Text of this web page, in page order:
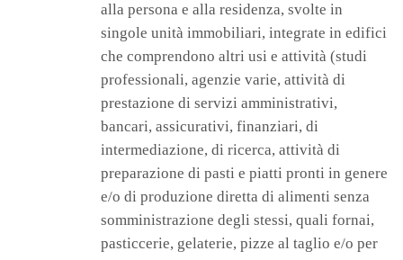
alla persona e alla residenza, svolte in
singole unità immobiliari, integrate in edifici
che comprendono altri usi e attività (studi
professionali, agenzie varie, attività di
prestazione di servizi amministrativi,
bancari, assicurativi, finanziari, di
intermediazione, di ricerca, attività di
preparazione di pasti e piatti pronti in genere
e/o di produzione diretta di alimenti senza
somministrazione degli stessi, quali fornai,
pasticcerie, gelaterie, pizze al taglio e/o per